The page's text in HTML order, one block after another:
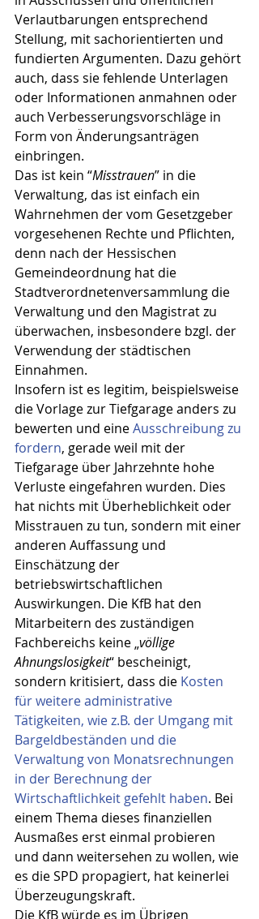
Verlautbarungen entsprechend
Stellung, mit sachorientierten und
fundierten Argumenten. Dazu gehört
auch, dass sie fehlende Unterlagen
oder Informationen anmahnen oder
auch Verbesserungsvorschläge in
Form von Änderungsanträgen
einbringen.
Das ist kein “Misstrauen” in die
Verwaltung, das ist einfach ein
Wahrnehmen der vom Gesetzgeber
vorgesehenen Rechte und Pflichten,
denn nach der Hessischen
Gemeindeordnung hat die
Stadtverordnetenversammlung die
Verwaltung und den Magistrat zu
überwachen, insbesondere bzgl. der
Verwendung der städtischen
Einnahmen.
Insofern ist es legitim, beispielsweise
die Vorlage zur Tiefgarage anders zu
bewerten und eine Ausschreibung zu
fordern, gerade weil mit der
Tiefgarage über Jahrzehnte hohe
Verluste eingefahren wurden. Dies
hat nichts mit Überheblichkeit oder
Misstrauen zu tun, sondern mit einer
anderen Auffassung und
Einschätzung der
betriebswirtschaftlichen
Auswirkungen. Die KfB hat den
Mitarbeitern des zuständigen
Fachbereichs keine „völlige
Ahnungslosigkeit“ bescheinigt,
sondern kritisiert, dass die Kosten
für weitere administrative
Tätigkeiten, wie z.B. der Umgang mit
Bargeldbeständen und die
Verwaltung von Monatsrechnungen
in der Berechnung der
Wirtschaftlichkeit gefehlt haben. Bei
einem Thema dieses finanziellen
Ausmaßes erst einmal probieren
und dann weitersehen zu wollen, wie
es die SPD propagiert, hat keinerlei
Überzeugungskraft.
Die KfB würde es im Übrigen